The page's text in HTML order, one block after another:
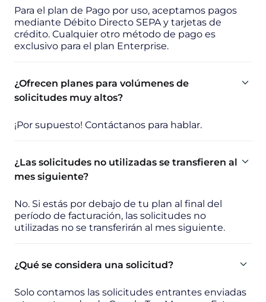
Para el plan de Pago por uso, aceptamos pagos
mediante Débito Directo SEPA y tarjetas de
crédito. Cualquier otro método de pago es
exclusivo para el plan Enterprise.
¿Ofrecen planes para volúmenes de
solicitudes muy altos?
¡Por supuesto! Contáctanos para hablar.
¿Las solicitudes no utilizadas se transfieren al
mes siguiente?
No. Si estás por debajo de tu plan al final del
período de facturación, las solicitudes no
utilizadas no se transferirán al mes siguiente.
¿Qué se considera una solicitud?
Solo contamos las solicitudes entrantes enviadas